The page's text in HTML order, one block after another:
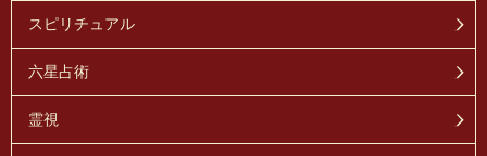
スピリチュアル
六星占術
霊視